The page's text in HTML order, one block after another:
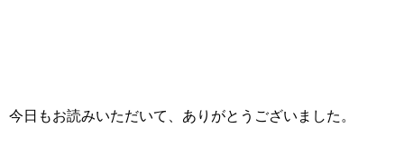
今日もお読みいただいて、ありがとうございました。